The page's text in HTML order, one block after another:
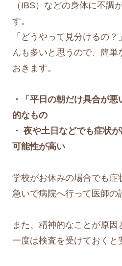
（IBS）などの身体に不調
す。
「どうやって見分けるの
んも多いと思うので、簡単
おきます。
・「平日の朝だけ具合が
的なもの
・ 夜や土日などでも症状
可能性が高い
学校がお休みの場合でも症
急いで病院へ行って医師の
また、精神的なことが原因
一度は検査を受けておくと